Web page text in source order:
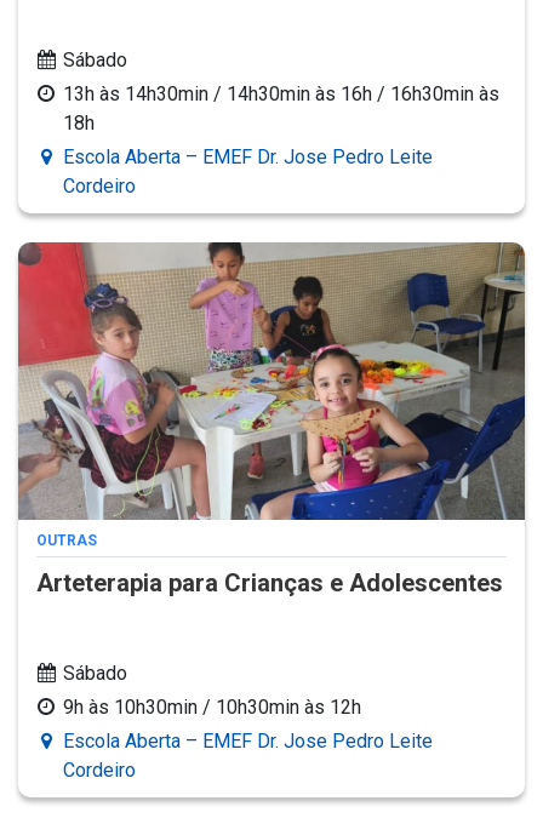
Sábado
13h às 14h30min / 14h30min às 16h / 16h30min às
18h
Escola Aberta – EMEF Dr. Jose Pedro Leite
Cordeiro
OUTRAS
Arteterapia para Crianças e Adolescentes
Sábado
9h às 10h30min / 10h30min às 12h
Escola Aberta – EMEF Dr. Jose Pedro Leite
Cordeiro